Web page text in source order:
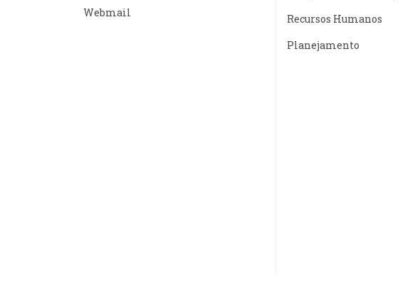
Webmail
Recursos Humanos
Planejamento